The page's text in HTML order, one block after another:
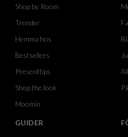
Shop by Room
Trender
Hemma hos
Bestsellers
Presenttips
Shop the look
Moomin
GUIDER